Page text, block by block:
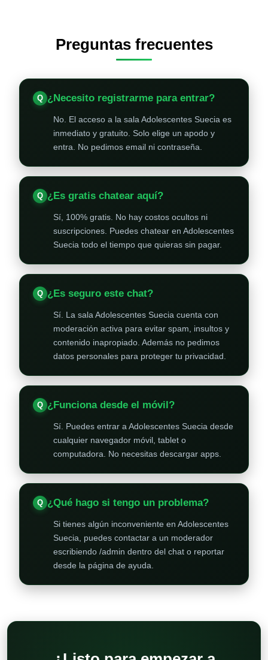
Preguntas frecuentes
¿Necesito registrarme para entrar?
No. El acceso a la sala Adolescentes Suecia es
inmediato y gratuito. Solo elige un apodo y
entra. No pedimos email ni contraseña.
¿Es gratis chatear aquí?
Sí, 100% gratis. No hay costos ocultos ni
suscripciones. Puedes chatear en Adolescentes
Suecia todo el tiempo que quieras sin pagar.
¿Es seguro este chat?
Sí. La sala Adolescentes Suecia cuenta con
moderación activa para evitar spam, insultos y
contenido inapropiado. Además no pedimos
datos personales para proteger tu privacidad.
¿Funciona desde el móvil?
Sí. Puedes entrar a Adolescentes Suecia desde
cualquier navegador móvil, tablet o
computadora. No necesitas descargar apps.
¿Qué hago si tengo un problema?
Si tienes algún inconveniente en Adolescentes
Suecia, puedes contactar a un moderador
escribiendo /admin dentro del chat o reportar
desde la página de ayuda.